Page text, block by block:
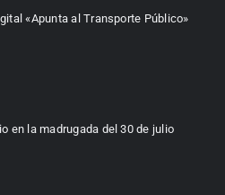
«Apunta al Transporte Público»
en la madrugada del 30 de julio